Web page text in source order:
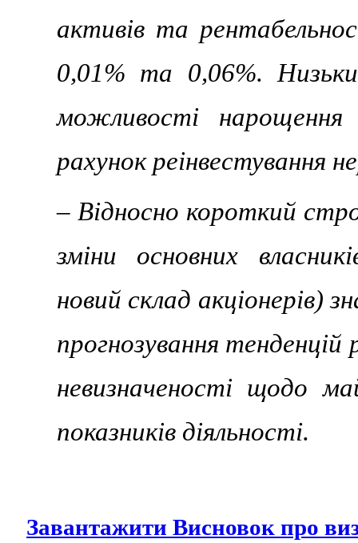
активів та
0,01% та 0,06%.
можливості
рахунок реінвестування
– Відносно короткий
зміни основних
новий склад акціонерів)
прогнозування
невизначеності щодо
показників діяльності.
Завантажити Висновок про